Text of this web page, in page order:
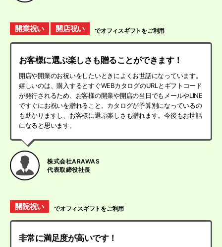
開業祝い 開店祝い でオフィスギフトをご利用
お客様に選ぶ楽しさも贈ることができます！
開店や開業のお祝いをしたいときによくお世話になっています。
嬉しいのは、購入するとすぐWEBカタログのURLとギフトコード
が発行されるため、お客様の開業や開店の当日でもメールやLINE
ですぐにお祝いを贈れること。カタログが予算別になっているの
も助かりますし、お客様に選ぶ楽しさも贈れます。今後もお世話
になると思います。
株式会社ARAWAS
代表取締役社長
開院祝い でオフィスギフトをご利用
非常に満足度が高いです！